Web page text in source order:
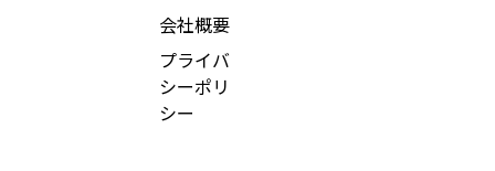
会社概要
プライバ
シーポリ
シー